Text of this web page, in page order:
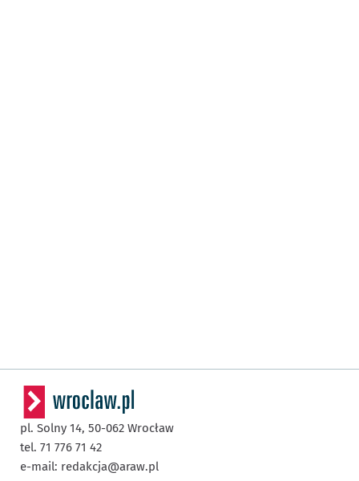
pl. Solny 14, 50-062 Wrocław
tel. 71 776 71 42
e-mail: redakcja@araw.pl